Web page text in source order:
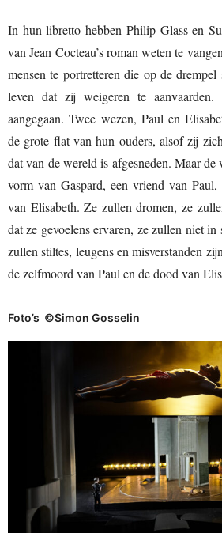
In hun libretto hebben Philip Glass en
van Jean Cocteau’s roman weten te
mensen te portretteren die op de drempel
leven dat zij weigeren te
aangegaan. Twee wezen, Paul en
de grote flat van hun ouders, alsof zij
dat van de wereld is afgesneden. Maar
vorm van Gaspard, een vriend van
van Elisabeth. Ze zullen dromen, ze
dat ze gevoelens ervaren, ze zullen niet in
zullen stiltes, leugens en misverstanden
de zelfmoord van Paul en de dood van
Foto’s ©Simon Gosselin